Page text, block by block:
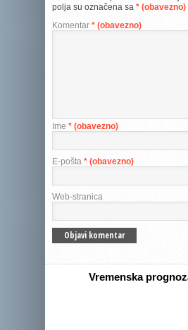
polja su označena sa * (obavezno)
Komentar * (obavezno)
Ime * (obavezno)
E-pošta * (obavezno)
Web-stranica
Vremenska